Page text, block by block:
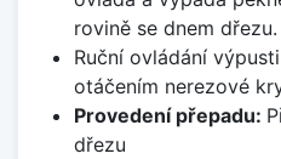
rovině se dnem dřezu.
Ruční ovládání
otáčením nerezové
Provedení přepadu:
dřezu